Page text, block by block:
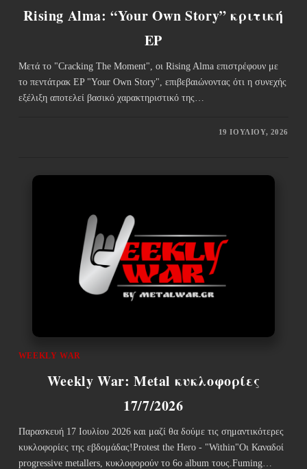
Rising Alma: “Your Own Story” κριτική
EP
Μετά το "Cracking The Moment", οι Rising Alma επιστρέφουν με
το πεντάτρακ EP "Your Own Story", επιβεβαιώνοντας ότι η συνεχής
εξέλιξη αποτελεί βασικό χαρακτηριστικό της…
19 ΙΟΥΛΊΟΥ, 2026
WEEKLY WAR
Weekly War: Metal κυκλοφορίες
17/7/2026
Παρασκευή 17 Ιουλίου 2026 και μαζί θα δούμε τις σημαντικότερες
κυκλοφορίες της εβδομάδας!Protest the Hero - "Within"Οι Καναδοί
progressive metallers, κυκλοφορούν το 6ο album τους.Fuming…